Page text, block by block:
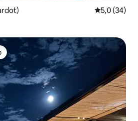
საშუალო
5,0 (34)
ვარიანტი